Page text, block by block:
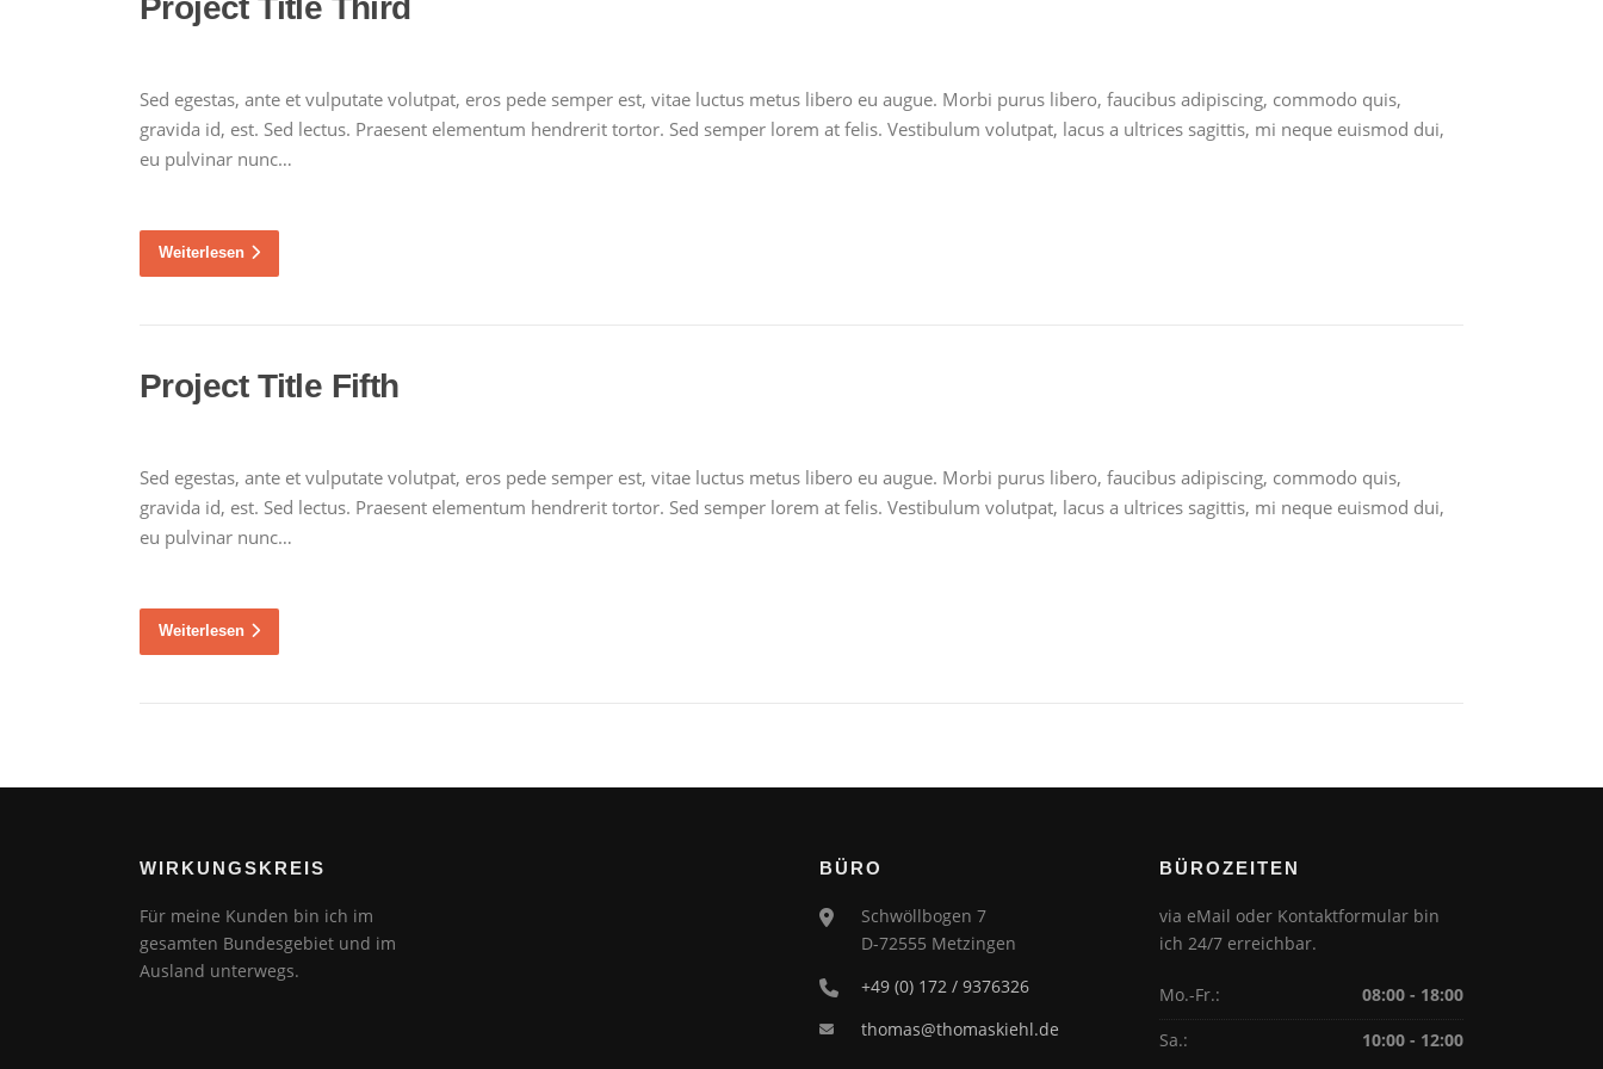
Project Title Third
Sed egestas, ante et vulputate volutpat, eros pede semper est, vitae luctus metus libero eu augue. Morbi purus libero, faucibus adipiscing, commodo quis,
gravida id, est. Sed lectus. Praesent elementum hendrerit tortor. Sed semper lorem at felis. Vestibulum volutpat, lacus a ultrices sagittis, mi neque euismod dui,
eu pulvinar nunc…
Weiterlesen
Project Title Fifth
Sed egestas, ante et vulputate volutpat, eros pede semper est, vitae luctus metus libero eu augue. Morbi purus libero, faucibus adipiscing, commodo quis,
gravida id, est. Sed lectus. Praesent elementum hendrerit tortor. Sed semper lorem at felis. Vestibulum volutpat, lacus a ultrices sagittis, mi neque euismod dui,
eu pulvinar nunc…
Weiterlesen
WIRKUNGSKREIS
Für meine Kunden bin ich im
gesamten Bundesgebiet und im
Ausland unterwegs.
BÜRO
Schwöllbogen 7
D-72555 Metzingen
+49 (0) 172 / 9376326
thomas@thomaskiehl.de
BÜROZEITEN
via eMail oder Kontaktformular bin
ich 24/7 erreichbar.
Mo.-Fr.:
08:00 - 18:00
Sa.:
10:00 - 12:00